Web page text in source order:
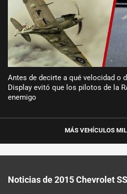
Antes de decirte a qué velocidad o
Display evitó que los pilotos de la
enemigo
MÁS VEHÍCULOS
Noticias de 2015 Chevrolet